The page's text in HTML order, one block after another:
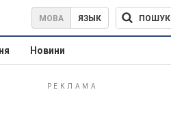
МОВА ЯЗЫК ПОШУК
Новини